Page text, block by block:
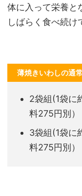
体に入って栄養と
しばらく食べ続け
薄焼きいわしの通
2袋組(1袋
料275円別）
3袋組(1袋に
料275円別）